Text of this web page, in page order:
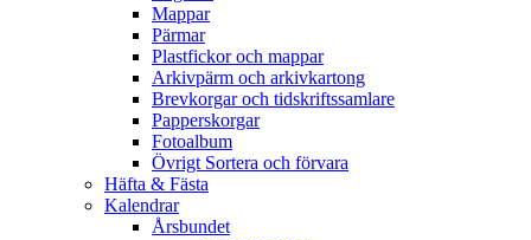
Mappar
Pärmar
Plastfickor och mappar
Arkivpärm och arkivkartong
Brevkorgar och tidskriftssamlare
Papperskorgar
Fotoalbum
Övrigt Sortera och förvara
Häfta & Fästa
Kalendrar
Årsbundet